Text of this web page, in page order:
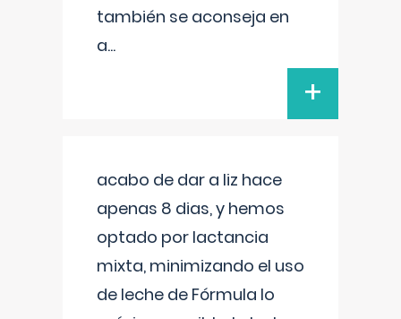
también se aconseja en
a...
+
acabo de dar a liz hace
apenas 8 dias, y hemos
optado por lactancia
mixta, minimizando el uso
de leche de Fórmula lo